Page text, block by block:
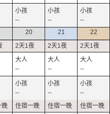
-- --
--
20
--
--
21
--
--
22
--
--